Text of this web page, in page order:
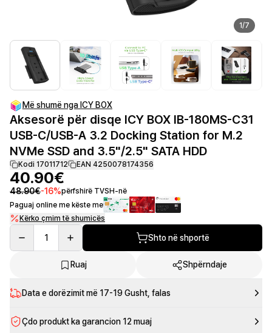
1/7
Më shumë nga ICY BOX
Aksesorë për disqe ICY BOX IB-180MS-C31
USB-C/USB-A 3.2 Docking Station for M.2
NVMe SSD and 3.5"/2.5" SATA HDD
Kodi 17011712 EAN 4250078174356
40.90€
48.90€-16%përfshirë TVSH-në
Paguaj online me këste me
Kërko çmim të shumicës
1 Shto në shportë
Ruaj Shpërndaje
Data e dorëzimit më 17-19 Gusht , falas
Çdo produkt ka garancion 12 muaj